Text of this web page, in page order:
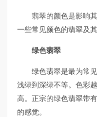
翡翠的颜色是影响
一些常见颜色的翡翠及
绿色翡翠
绿色翡翠是最为常
浅绿到深绿不等。色彩
高。正宗的绿色翡翠带
的感觉。